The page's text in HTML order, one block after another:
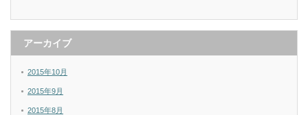
アーカイブ
2015年10月
2015年9月
2015年8月